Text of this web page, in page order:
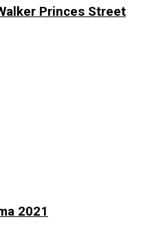
Princes Street
2021